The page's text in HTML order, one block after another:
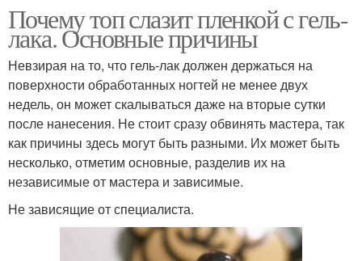
Почему топ слазит пленкой с гель-
лака. Основные причины
Невзирая на то, что гель-лак должен держаться на
поверхности обработанных ногтей не менее двух
недель, он может скалываться даже на вторые сутки
после нанесения. Не стоит сразу обвинять мастера, так
как причины здесь могут быть разными. Их может быть
несколько, отметим основные, разделив их на
независимые от мастера и зависимые.
Не зависящие от специалиста.